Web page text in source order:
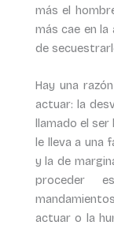
más el
más cae en
de
Hay una
actuar: la
llamado el ser
le lleva a una
y la de
proceder
actuar o la